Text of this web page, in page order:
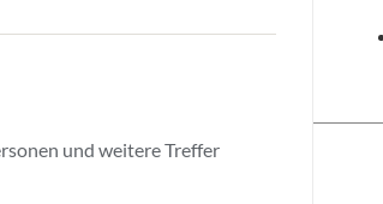
und weitere Treffer